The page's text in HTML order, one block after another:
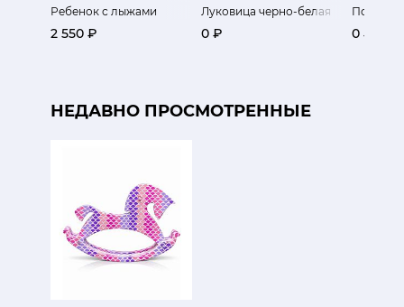
Ребенок с лыжами
2 550 ₽
Луковица черно-белая
0 ₽ 0 ₽
НЕДАВНО ПРОСМОТРЕННЫЕ